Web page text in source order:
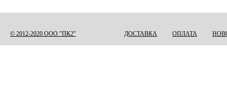
© 2012-2020 ООО "ПК2" ДОСТАВКА ОПЛАТА